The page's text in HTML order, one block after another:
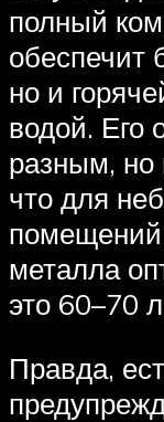
полный
обеспечит
но и
водой. Его
разным, но
что для
помещений
металла
это 60–70
Правда,